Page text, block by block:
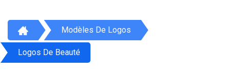
Modèles De Logos
Logos De Beauté